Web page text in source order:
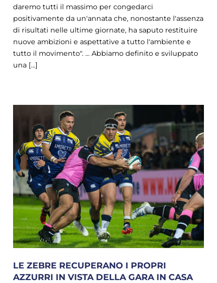
daremo tutti il massimo per congedarci
positivamente da un'annata che, nonostante l'assenza
di risultati nelle ultime giornate, ha saputo restituire
nuove ambizioni e aspettative a tutto l'ambiente e
tutto il movimento". ... Abbiamo definito e sviluppato
una [...]
LE ZEBRE RECUPERANO I PROPRI
AZZURRI IN VISTA DELLA GARA IN CASA